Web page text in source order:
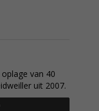
van 40
uit 2007.